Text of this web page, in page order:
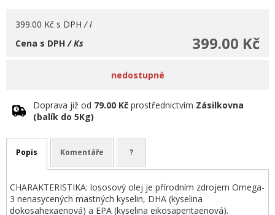
399.00 Kč s DPH / l
399.00 Kč
Cena s DPH/ Ks
nedostupné
Doprava již od 79.00 Kč prostřednictvím Zásilkovna
(balík do 5Kg)
Popis Komentáře ?
CHARAKTERISTIKA: lososový olej je přírodním zdrojem Omega-
3 nenasycených mastných kyselin, DHA (kyselina
dokosahexaenová) a EPA (kyselina eikosapentaenová).